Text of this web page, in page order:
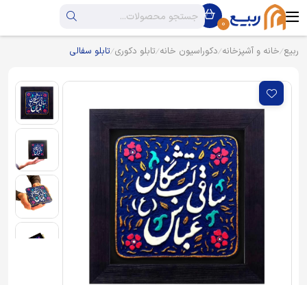
0
ربیع خانه و آشپزخانه دکوراسیون خانه تابلو دکوری تابلو سفالی